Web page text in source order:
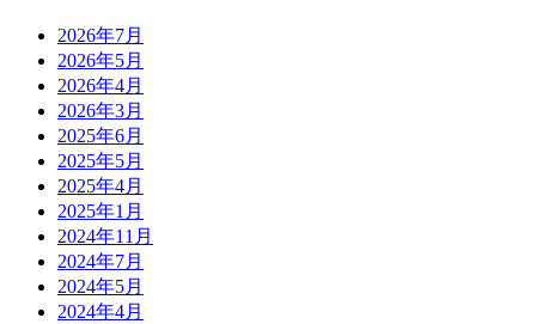
2026年7月
2026年5月
2026年4月
2026年3月
2025年6月
2025年5月
2025年4月
2025年1月
2024年11月
2024年7月
2024年5月
2024年4月